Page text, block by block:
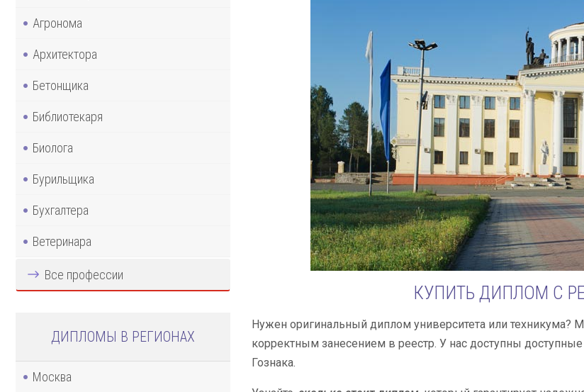
Агронома
Архитектора
Бетонщика
Библиотекаря
Биолога
Бурильщика
Бухгалтера
Ветеринара
Все профессии
ДИПЛОМЫ В РЕГИОНАХ
Москва
КУПИТЬ ДИПЛОМ С
Нужен оригинальный диплом университета или
корректным занесением в реестр. У нас доступны
Гознака.